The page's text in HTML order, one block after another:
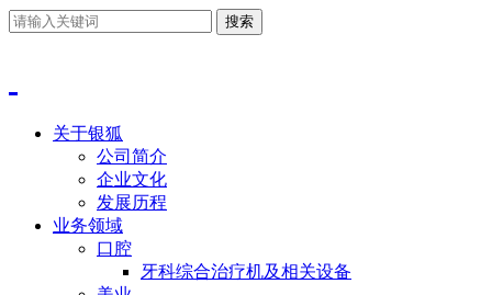
关于银狐
公司简介
企业文化
发展历程
业务领域
口腔
牙科综合治疗机及相关设备